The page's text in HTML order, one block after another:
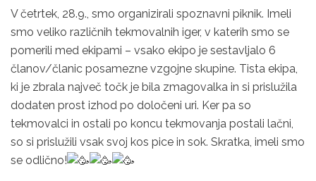
V četrtek, 28.9., smo organizirali spoznavni piknik. Imeli
smo veliko različnih tekmovalnih iger, v katerih smo se
pomerili med ekipami – vsako ekipo je sestavljalo 6
članov/članic posamezne vzgojne skupine. Tista ekipa,
ki je zbrala največ točk je bila zmagovalka in si prislužila
dodaten prost izhod po določeni uri. Ker pa so
tekmovalci in ostali po koncu tekmovanja postali lačni,
so si prislužili vsak svoj kos pice in sok. Skratka, imeli smo
se odlično!